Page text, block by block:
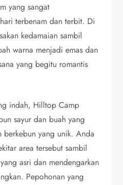
yang sangat
terbenam dan terbit. Di
kedamaian sambil
warna menjadi emas dan
yang begitu romantis
indah, Hilltop Camp
sayur dan buah yang
berkebun yang unik. Anda
area tersebut sambil
asri dan mendengarkan
Pepohonan yang